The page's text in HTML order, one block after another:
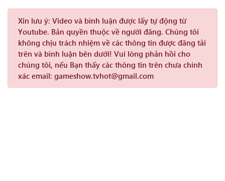
Xin lưu ý: Video và bình luận được lấy tự động từ
Youtube. Bản quyền thuộc về người đăng. Chúng tôi
không chịu trách nhiệm về các thông tin được đăng tải
trên và bình luận bên dưới! Vui lòng phản hồi cho
chúng tôi, nếu Bạn thấy các thông tin trên chưa chính
xác email: gameshow.tvhot@gmail.com